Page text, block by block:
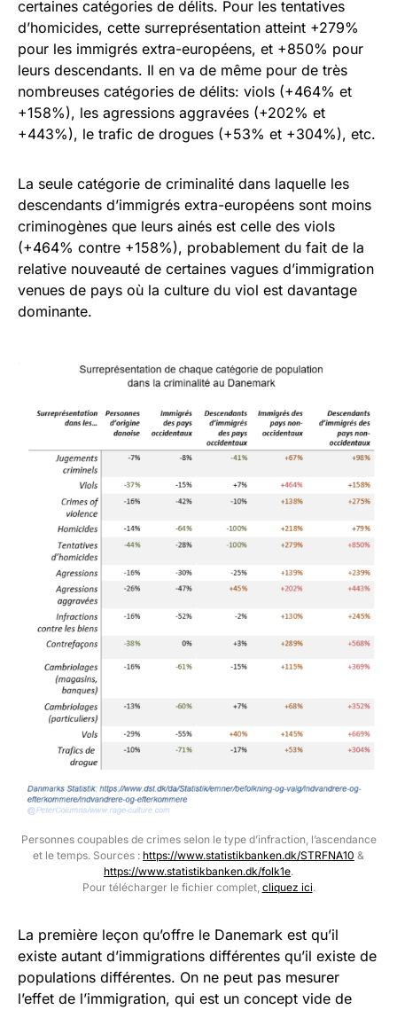
certaines catégories de délits. Pour les tentatives
d’homicides, cette surreprésentation atteint +279%
pour les immigrés extra-européens, et +850% pour
leurs descendants. Il en va de même pour de très
nombreuses catégories de délits: viols (+464% et
+158%), les agressions aggravées (+202% et
+443%), le trafic de drogues (+53% et +304%), etc.
La seule catégorie de criminalité dans laquelle les
descendants d’immigrés extra-européens sont moins
criminogènes que leurs ainés est celle des viols
(+464% contre +158%), probablement du fait de la
relative nouveauté de certaines vagues d’immigration
venues de pays où la culture du viol est davantage
dominante.
Personnes coupables de crimes selon le type d’infraction, l’ascendance
et le temps. Sources : https://www.statistikbanken.dk/STRFNA10 &
https://www.statistikbanken.dk/folk1e.
Pour télécharger le fichier complet, cliquez ici.
La première leçon qu’offre le Danemark est qu’il
existe autant d’immigrations différentes qu’il existe de
populations différentes. On ne peut pas mesurer
l’effet de l’immigration, qui est un concept vide de